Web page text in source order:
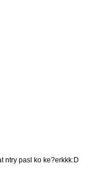
ntry pasl ko ke?erkkk:D